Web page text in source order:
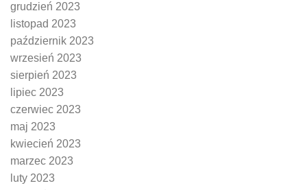
grudzień 2023
listopad 2023
październik 2023
wrzesień 2023
sierpień 2023
lipiec 2023
czerwiec 2023
maj 2023
kwiecień 2023
marzec 2023
luty 2023